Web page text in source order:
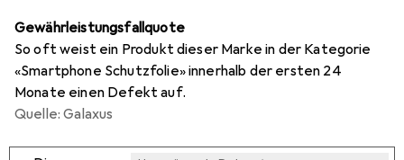
Gewährleistungsfallquote
So oft weist ein Produkt dieser Marke in der Kategorie
«Smartphone Schutzfolie» innerhalb der ersten 24
Monate einen Defekt auf.
Quelle: Galaxus